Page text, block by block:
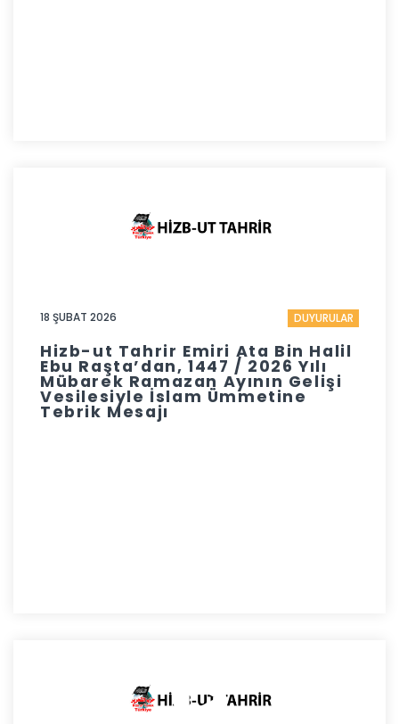
18 ŞUBAT 2026 DUYURULAR
Hizb-ut Tahrir Emiri Ata Bin Halil
Ebu Raşta’dan, 1447 / 2026 Yılı
Mübarek Ramazan Ayının Gelişi
Vesilesiyle İslam Ümmetine
Tebrik Mesajı